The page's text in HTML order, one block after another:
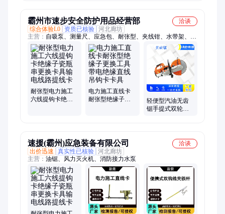
霸州市速步安全防护用品经营部
洽谈
综合体验L0
资质已核验 河北廊坊
主营： 自吸泵、测量尺、应急包、耐张型、夹线钳、水带架、放
置架、膨胀袋、折叠桌、污水泵、挡水板、喷雾枪、护绳器、毛
巾被、清淤泵、竹板床、救援靴、操作杆、喷雾器、救援服、运
输架、封堵机、铜包钢、岩石锯、棉花被、接地线
耐张型电力施工
六线提钩卡绝缘
电力施工直线卡
耐张型绝缘子更
轻便型汽油无齿
锯手提式双轮异
速援(霸州)应急装备有限公司
洽谈
出价迅速
真实性已核验 河北廊坊
主营： 油锯、风力灭火机、消防接力水泵